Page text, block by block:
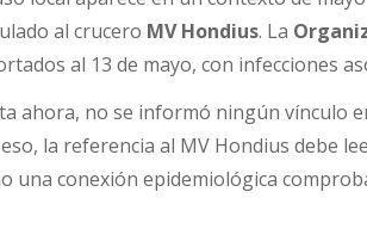
al crucero MV Hondius. La
al 13 de mayo, con infecciones
ahora, no se informó ningún vínculo
la referencia al MV Hondius debe
una conexión epidemiológica